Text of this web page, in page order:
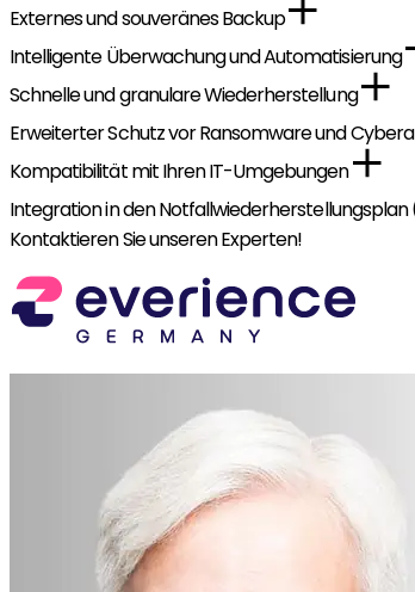
Externes und souveränes Backup
Intelligente Überwachung und Automatisierung
Schnelle und granulare Wiederherstellung
Erweiterter Schutz vor Ransomware und
Kompatibilität mit Ihren IT-Umgebungen
Integration in den Notfallwiederherstellungsplan
Kontaktieren Sie unseren Experten!